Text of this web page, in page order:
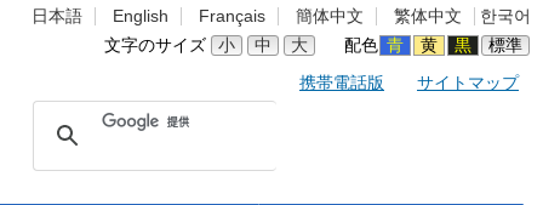
日本語 English Français 簡体中文 繁体中文
한국어
文字のサイズ
小 中 大 配色 青 黄 黒 標準
携帯電話版 サイトマップ